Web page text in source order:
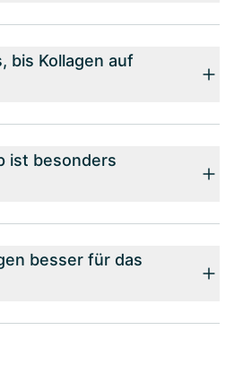
bis Kollagen auf
ist besonders
besser für das